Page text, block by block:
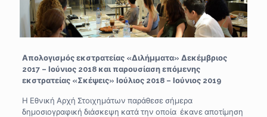
Απολογισμός εκστρατείας «Διλήμματα» Δεκέμβριος
2017 – Ιούνιος 2018 και παρουσίαση επόμενης
εκστρατείας «Σκέψεις» Ιούλιος 2018 – Ιούνιος 2019
Η Εθνική Αρχή Στοιχημάτων παράθεσε σήμερα
δημοσιογραφική διάσκεψη κατά την οποία έκανε αποτίμηση